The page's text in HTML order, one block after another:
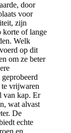
door
voor
zijn
korte of lange
Welk
op dit
om ze beter
te vrijwaren
van kap. Er
wat alvast
De
echte